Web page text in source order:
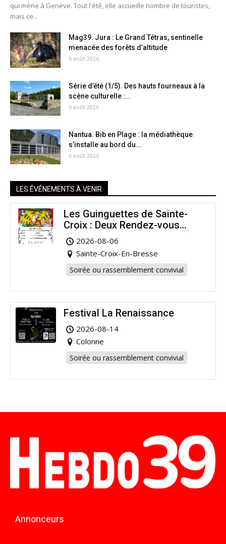
qui mène à Genève. Tout l'été, elle accueille nombre de touristes,
mais ce...
Mag39. Jura : Le Grand Tétras, sentinelle
menacée des forêts d’altitude
6 août 2026
Série d’été (1/5). Des hauts fourneaux à la
scène culturelle :...
6 août 2026
Nantua. Bib en Plage : la médiathèque
s’installe au bord du...
6 août 2026
LES ÉVÉNEMENTS À VENIR
Les Guinguettes de Sainte-
Croix : Deux Rendez-vous
Dansants pour Prolonger l’Été
!
2026-08-06
Sainte-Croix-En-Bresse
Soirée ou rassemblement convivial
Festival La Renaissance
2026-08-14
Colonne
Soirée ou rassemblement convivial